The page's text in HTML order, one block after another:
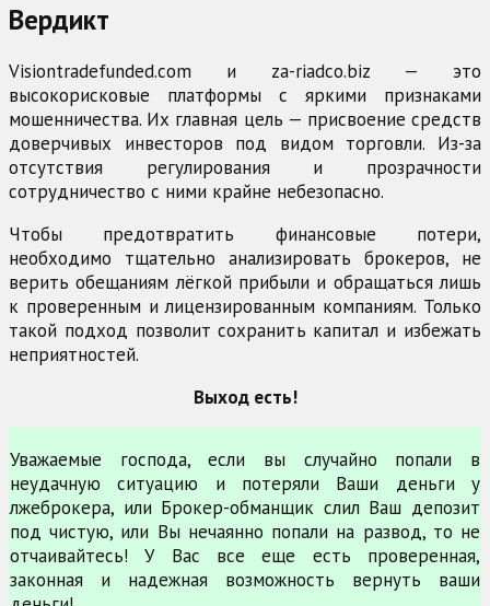
Вердикт
Visiontradefunded.com и za-riadco.biz — это
высокорисковые платформы с яркими признаками
мошенничества. Их главная цель — присвоение средств
доверчивых инвесторов под видом торговли. Из-за
отсутствия регулирования и прозрачности
сотрудничество с ними крайне небезопасно.
Чтобы предотвратить финансовые потери,
необходимо тщательно анализировать брокеров, не
верить обещаниям лёгкой прибыли и обращаться лишь
к проверенным и лицензированным компаниям. Только
такой подход позволит сохранить капитал и избежать
неприятностей.
Выход есть!
Уважаемые господа, если вы случайно попали в
неудачную ситуацию и потеряли Ваши деньги у
лжеброкера, или Брокер-обманщик слил Ваш депозит
под чистую, или Вы нечаянно попали на развод, то не
отчаивайтесь! У Вас все еще есть проверенная,
законная и надежная возможность вернуть ваши